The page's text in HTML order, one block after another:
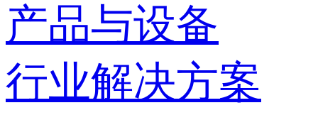
产品与设备
行业解决方案